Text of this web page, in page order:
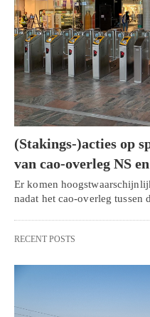
(Stakings-)acties op
van cao-overleg NS
Er komen
nadat het cao-overleg tussen
RECENT POSTS